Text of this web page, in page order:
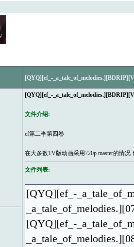
[QYQ][ef_-
[QYQ][ef_-
文件介绍:
ef第二季第四卷
在大多数TV版动画采用720p master的情
文件列表:
[QYQ][ef_-
[QYQ][ef_-